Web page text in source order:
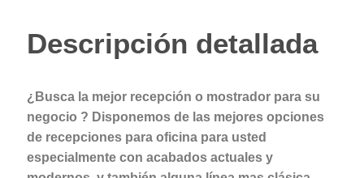
Descripción detallada
¿Busca la mejor recepción o mostrador para su
negocio ? Disponemos de las mejores opciones
de recepciones para oficina para usted
especialmente con acabados actuales y